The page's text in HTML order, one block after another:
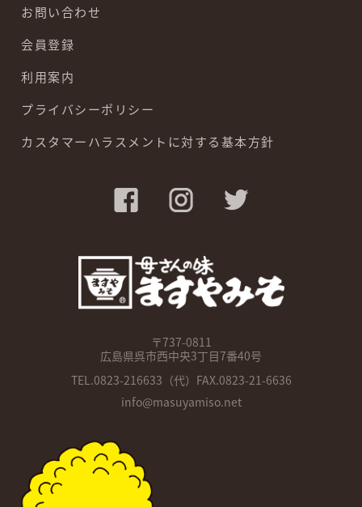
お問い合わせ
会員登録
利用案内
プライバシーポリシー
カスタマーハラスメントに対する基本方針
〒737-0811
広島県呉市西中央3丁目7番40号
TEL.0823-216633 （代）FAX.0823-21-6636
info@masuyamiso.net